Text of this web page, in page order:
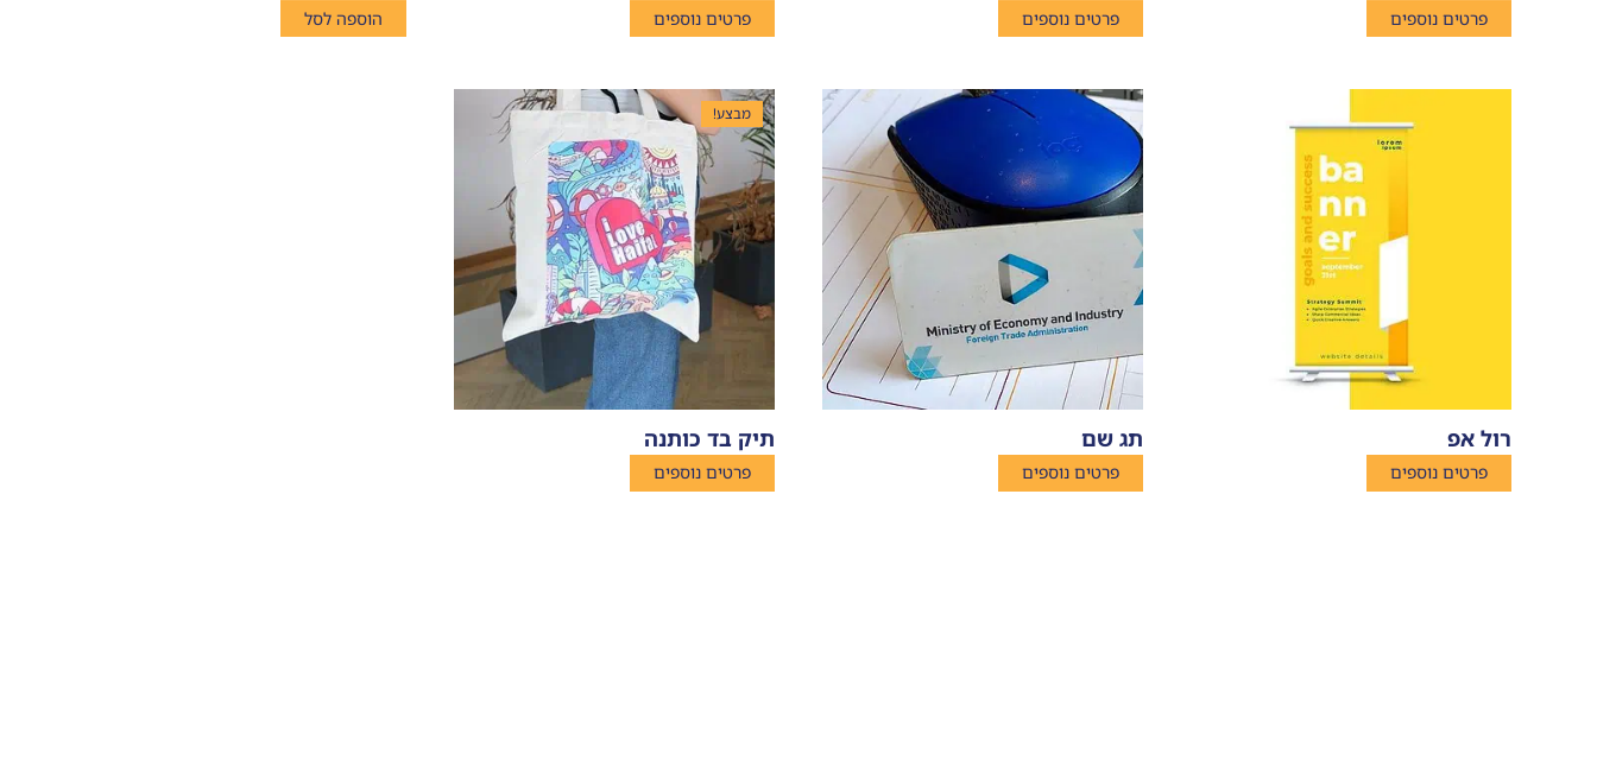
פרטים נוספים פרטים נוספים פרטים נוספים הוספה לסל
רול אפ
פרטים נוספים
תג שם
פרטים נוספים
תיק בד כותנה
מבצע!
פרטים נוספים